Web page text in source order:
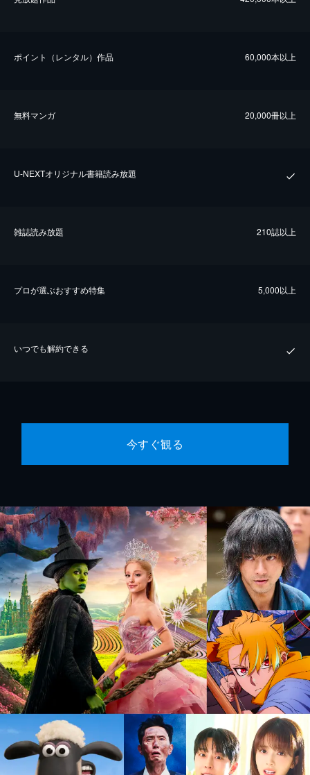
ポイント（レンタル）作品 60,000本以上
無料マンガ 20,000冊以上
U-NEXTオリジナル書籍読み放題
雑誌読み放題 210誌以上
プロが選ぶおすすめ特集 5,000以上
いつでも解約できる
今すぐ観る